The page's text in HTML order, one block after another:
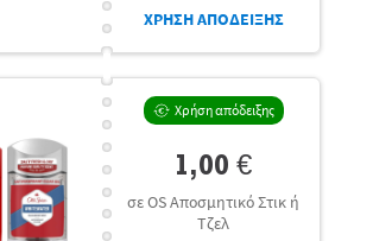
ΧΡΗΣΗ ΑΠΟΔΕΙΞΗΣ
Χρήση απόδειξης
1,00 €
σε OS Αποσμητικό Στικ ή
Τζελ